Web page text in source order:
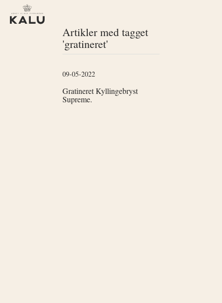
Artikler med tagget
'gratineret'
09-05-2022
Gratineret Kyllingebryst
Supreme.